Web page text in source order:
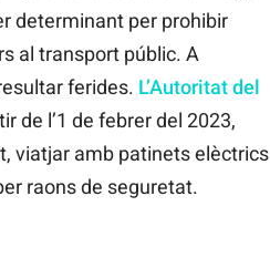
determinant per prohibir
al transport públic. A
ferides. L’Autoritat del
de l’1 de febrer del 2023,
viatjar amb patinets elèctrics
raons de seguretat.